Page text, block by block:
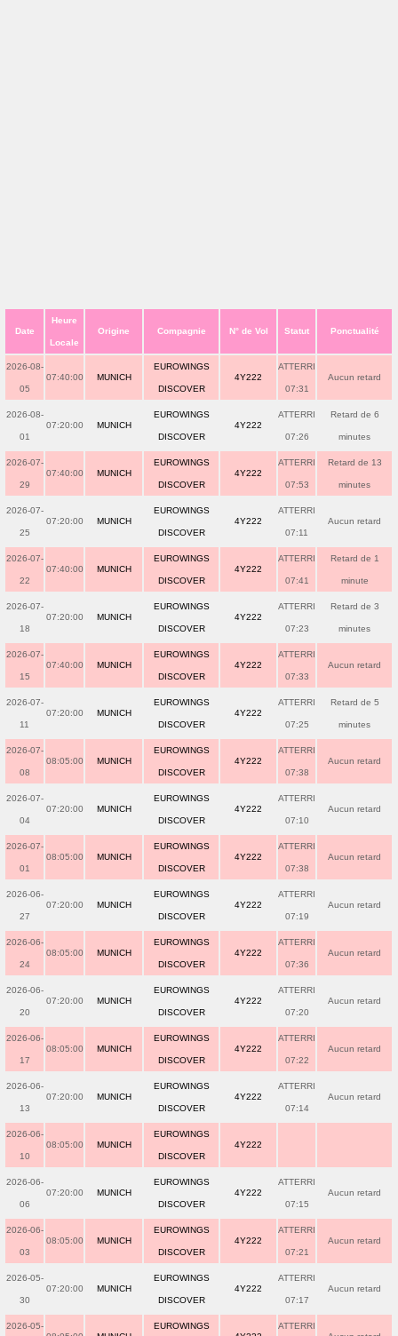
Date
Heure
Locale
Origine Compagnie N° de Vol Statut Ponctualité
2026-08-
05
07:40:00 MUNICH
EUROWINGS
DISCOVER
4Y222
ATTERRI
07:31
Aucun retard
2026-08-
01
07:20:00 MUNICH
EUROWINGS
DISCOVER
4Y222
ATTERRI
07:26
Retard de 6
minutes
2026-07-
29
07:40:00 MUNICH
EUROWINGS
DISCOVER
4Y222
ATTERRI
07:53
Retard de 13
minutes
2026-07-
25
07:20:00 MUNICH
EUROWINGS
DISCOVER
4Y222
ATTERRI
07:11
Aucun retard
2026-07-
22
07:40:00 MUNICH
EUROWINGS
DISCOVER
4Y222
ATTERRI
07:41
Retard de 1
minute
2026-07-
18
07:20:00 MUNICH
EUROWINGS
DISCOVER
4Y222
ATTERRI
07:23
Retard de 3
minutes
2026-07-
15
07:40:00 MUNICH
EUROWINGS
DISCOVER
4Y222
ATTERRI
07:33
Aucun retard
2026-07-
11
07:20:00 MUNICH
EUROWINGS
DISCOVER
4Y222
ATTERRI
07:25
Retard de 5
minutes
2026-07-
08
08:05:00 MUNICH
EUROWINGS
DISCOVER
4Y222
ATTERRI
07:38
Aucun retard
2026-07-
04
07:20:00 MUNICH
EUROWINGS
DISCOVER
4Y222
ATTERRI
07:10
Aucun retard
2026-07-
01
08:05:00 MUNICH
EUROWINGS
DISCOVER
4Y222
ATTERRI
07:38
Aucun retard
2026-06-
27
07:20:00 MUNICH
EUROWINGS
DISCOVER
4Y222
ATTERRI
07:19
Aucun retard
2026-06-
24
08:05:00 MUNICH
EUROWINGS
DISCOVER
4Y222
ATTERRI
07:36
Aucun retard
2026-06-
20
07:20:00 MUNICH
EUROWINGS
DISCOVER
4Y222
ATTERRI
07:20
Aucun retard
2026-06-
17
08:05:00 MUNICH
EUROWINGS
DISCOVER
4Y222
ATTERRI
07:22
Aucun retard
2026-06-
13
07:20:00 MUNICH
EUROWINGS
DISCOVER
4Y222
ATTERRI
07:14
Aucun retard
2026-06-
10
08:05:00 MUNICH
EUROWINGS
DISCOVER
4Y222
2026-06-
06
07:20:00 MUNICH
EUROWINGS
DISCOVER
4Y222
ATTERRI
07:15
Aucun retard
2026-06-
03
08:05:00 MUNICH
EUROWINGS
DISCOVER
4Y222
ATTERRI
07:21
Aucun retard
2026-05-
30
07:20:00 MUNICH
EUROWINGS
DISCOVER
4Y222
ATTERRI
07:17
Aucun retard
2026-05- EUROWINGS ATTERRI